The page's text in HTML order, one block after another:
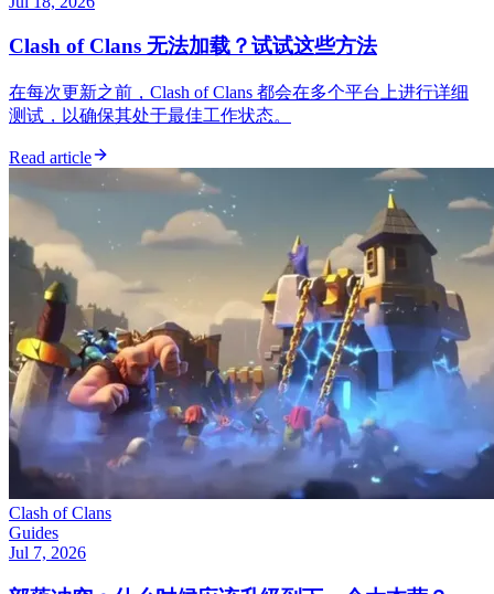
Clash of Clans 无法加载？试试这些方法
在每次更新之前，Clash of Clans 都会在多个平台上进行详细
测试，以确保其处于最佳工作状态。
Read article
Clash of Clans
Guides
Jul 7, 2026